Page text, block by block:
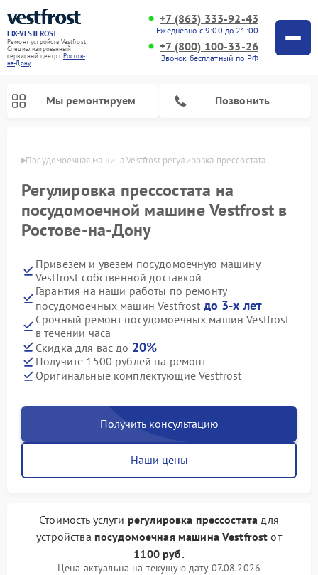
FIX-VESTFROST
Ремонт устройств Vestfrost
Специализированный
cервисный центр г.Ростов-
на-Дону
+7 (863) 333-92-43
Ежедневно с 9:00 до 21:00
+7 (800) 100-33-26
Звонок бесплатный по РФ
Мы ремонтируем Позвонить
Посудомоечная машина Vestfrost регулировка прессостата
Регулировка прессостата на
посудомоечной машине Vestfrost в
Ростове-на-Дону
Привезем и увезем посудомоечную машину
Vestfrost собственной доставкой
Гарантия на наши работы по ремонту
посудомоечных машин Vestfrost до 3-х лет
Срочный ремонт посудомоечных машин Vestfrost
в течении часа
Скидка для вас до 20%
Получите 1500 рублей на ремонт
Оригинальные комплектующие Vestfrost
Получить консультацию
Наши цены
Стоимость услуги регулировка прессостата для
устройства посудомоечная машина Vestfrost от
1100 руб.
Цена актуальна на текущую дату 07.08.2026